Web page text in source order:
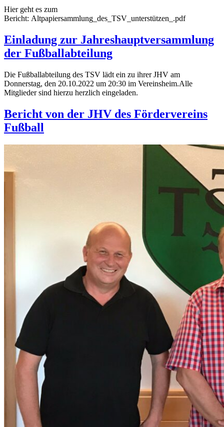
Hier geht es zum
Bericht: Altpapiersammlung_des_TSV_unterstützen_.pdf
Einladung zur Jahreshauptversammlung
der Fußballabteilung
Die Fußballabteilung des TSV lädt ein zu ihrer JHV am
Donnerstag, den 20.10.2022 um 20:30 im Vereinsheim.Alle
Mitglieder sind hierzu herzlich eingeladen.
Bericht von der JHV des Fördervereins
Fußball